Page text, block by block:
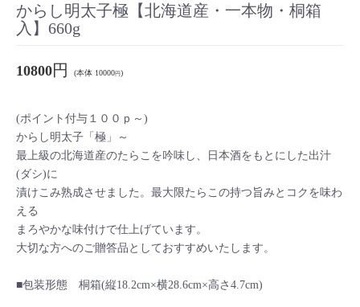
からし明太子極【北海道産・一本物・桐箱
入】660g
10800円 (本体 10000円)
(ポイント付与１００ｐ～)
からし明太子「極」～
最上級の北海道産のたらこを吟味し、日本酒をもとにした出汁
(ダシ)に
漬けこみ熟成させました。最大限たらこの持つ旨みとコクを味わ
える
まろやかな味付けで仕上げています。
大切な方へのご贈答品としておすすめいたします。
■包装形態 桐箱(縦18.2cm×横28.6cm×高さ4.7cm)